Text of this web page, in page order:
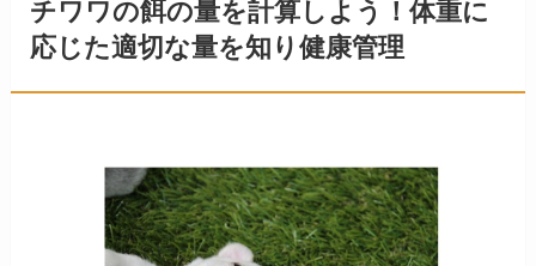
チワワの餌の量を計算しよう！体重に
応じた適切な量を知り健康管理